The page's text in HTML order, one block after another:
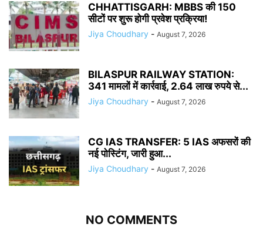
CHHATTISGARH: MBBS की 150
सीटों पर शुरू होगी प्रवेश प्रक्रिया!
Jiya Choudhary - August 7, 2026
BILASPUR RAILWAY STATION:
341 मामलों में कार्रवाई, 2.64 लाख रुपये से...
Jiya Choudhary - August 7, 2026
CG IAS TRANSFER: 5 IAS अफसरों की
नई पोस्टिंग, जारी हुआ...
Jiya Choudhary - August 7, 2026
NO COMMENTS